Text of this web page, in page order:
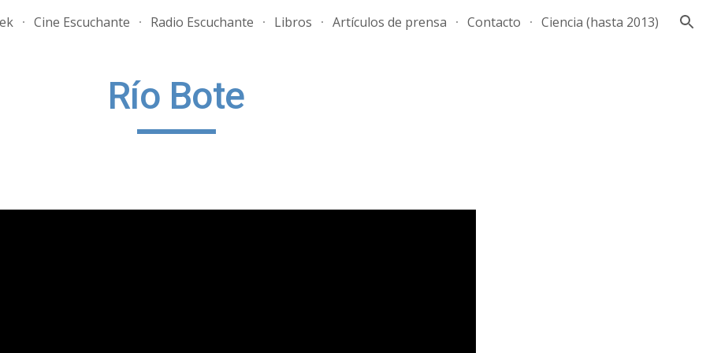
to main content Skip to navigation
Cine Escuchante Radio Escuchante Libros Artículos de prensa Contacto Ciencia (hasta 2013)
Río Bote